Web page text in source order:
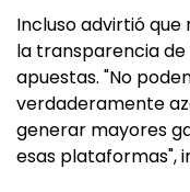
Incluso advirtió
la transparencia
apuestas. "No
verdaderamente
generar mayores
esas plataformas",